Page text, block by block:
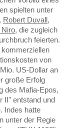
spielten unter
, Robert Duvall,
Niro, die zugleich
feierten.
von
US-Dollar an
große Erfolg
des Mafia-Epos,
II" entstand und
Indes hatte
unter der Regie